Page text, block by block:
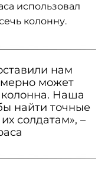
использовал
колонну.
нам
может
колонна. Наша
найти точные
солдатам», –